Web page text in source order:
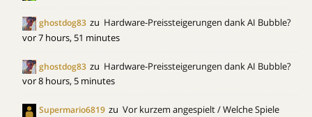
ghostdog83 zu Hardware-Preissteigerungen dank AI Bubble?
vor 7 hours, 51 minutes
ghostdog83 zu Hardware-Preissteigerungen dank AI Bubble?
vor 8 hours, 5 minutes
Supermario6819 zu Vor kurzem angespielt / Welche Spiele